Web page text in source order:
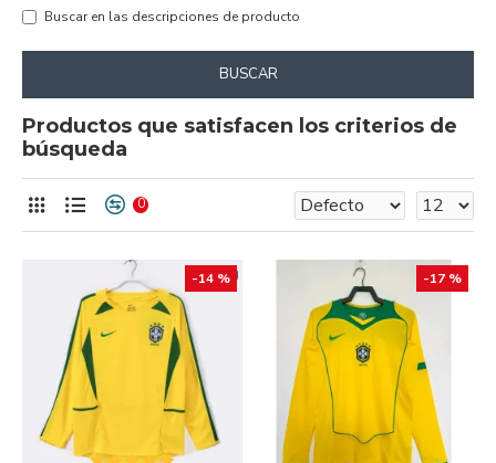
Buscar en las descripciones de producto
BUSCAR
Productos que satisfacen los criterios de
búsqueda
0
-14 % -17 %